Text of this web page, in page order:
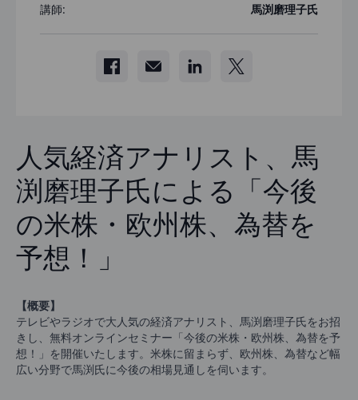
講師:
馬渕磨理子氏
人気経済アナリスト、馬
渕磨理子氏による「今後
の米株・欧州株、為替を
予想！」
【概要】
テレビやラジオで大人気の経済アナリスト、馬渕磨理子氏をお招
きし、無料オンラインセミナー「今後の米株・欧州株、為替を予
想！」を開催いたします。米株に留まらず、欧州株、為替など幅
広い分野で馬渕氏に今後の相場見通しを伺います。